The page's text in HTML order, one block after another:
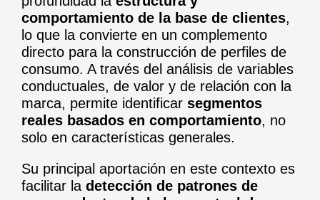
comportamiento de la base de clientes,
lo que la convierte en un complemento
directo para la construcción de perfiles de
consumo. A través del análisis de variables
conductuales, de valor y de relación con la
marca, permite identificar segmentos
reales basados en comportamiento, no
solo en características generales.
Su principal aportación en este contexto es
facilitar la detección de patrones de